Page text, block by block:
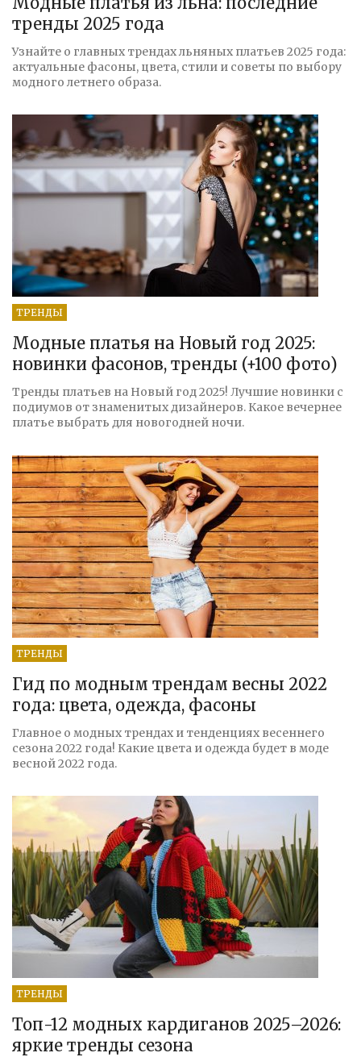
тренды 2025 года
Узнайте о главных трендах льняных платьев 2025 года:
актуальные фасоны, цвета, стили и советы по выбору
модного летнего образа.
ТРЕНДЫ
Модные платья на Новый год 2025:
новинки фасонов, тренды (+100 фото)
Тренды платьев на Новый год 2025! Лучшие новинки с
подиумов от знаменитых дизайнеров. Какое вечернее
платье выбрать для новогодней ночи.
ТРЕНДЫ
Гид по модным трендам весны 2022
года: цвета, одежда, фасоны
Главное о модных трендах и тенденциях весеннего
сезона 2022 года! Какие цвета и одежда будет в моде
весной 2022 года.
ТРЕНДЫ
Топ-12 модных кардиганов 2025–2026:
яркие тренды сезона